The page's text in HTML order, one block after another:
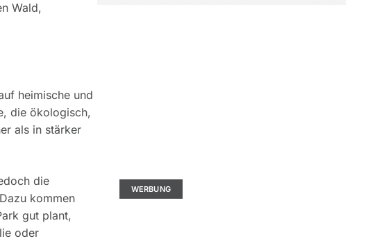
Wald,
heimische und
die ökologisch,
als in stärker
die
kommen
gut plant,
oder
WERBUNG